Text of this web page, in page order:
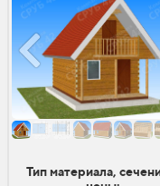
Тип материала,